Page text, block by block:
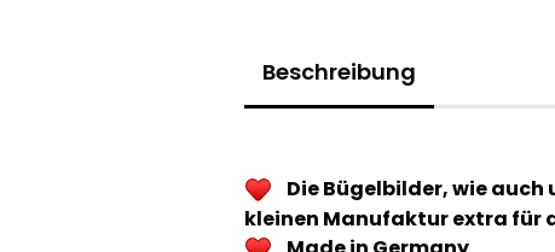
Beschreibung
Die Bügelbilder, wie auch
kleinen Manufaktur extra für